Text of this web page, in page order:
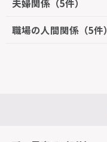
夫婦関係（5件）
職場の人間関係（5件）